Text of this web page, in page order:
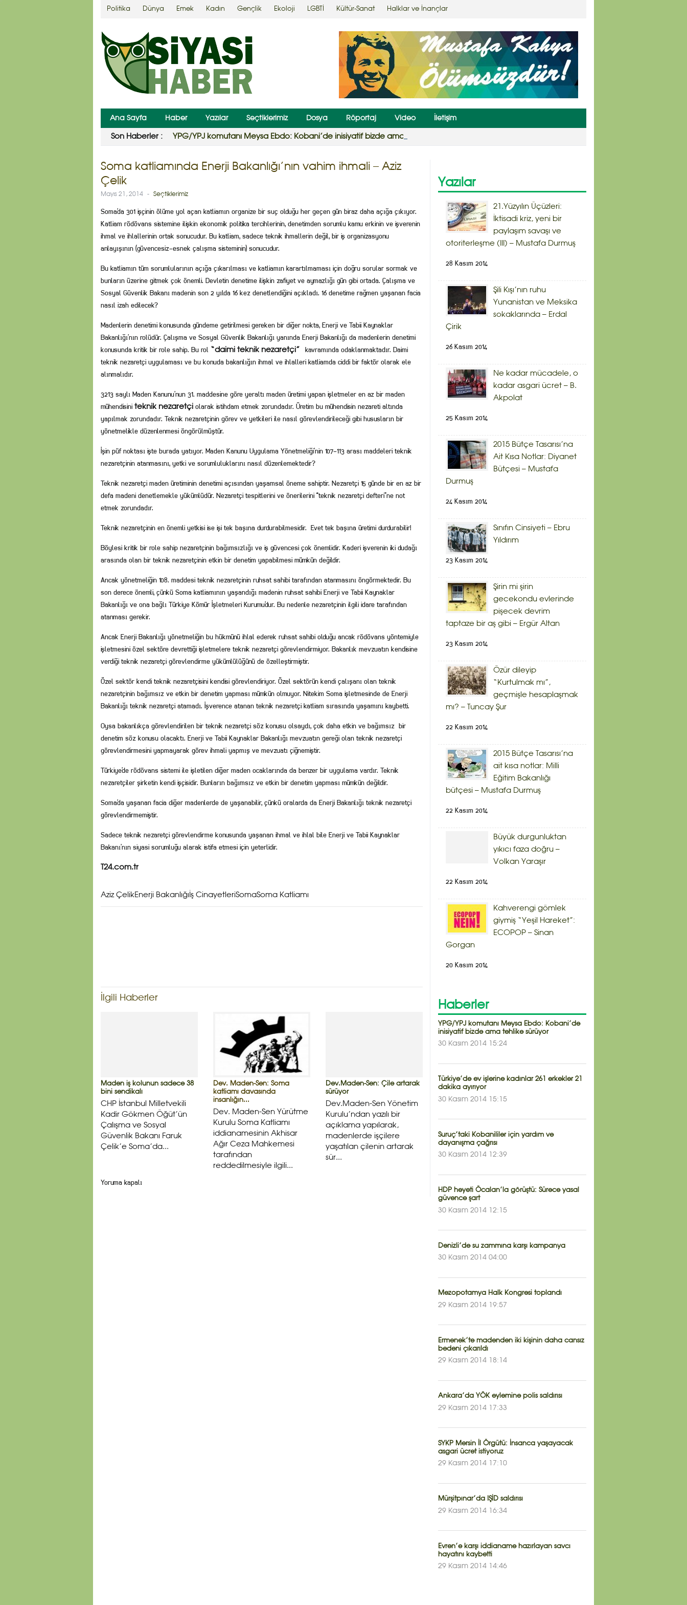
Politika Dünya Emek Kadın Gençlik Ekoloji LGBTİ Kültür-Sanat Halklar ve İnançlar
Ana Sayfa Haber Yazılar Seçtiklerimiz Dosya Röportaj Video İletişim
Son Haberler : YPG/YPJ komutanı Meysa Ebdo: Kobani’de inisiyatif bizde ama tehlike sürüyor
Soma katliamında Enerji Bakanlığı’nın vahim ihmali – Aziz
Çelik
Mayıs 21, 2014 - Seçtiklerimiz
Soma’da 301 işçinin ölüme yol açan katliamın organize bir suç olduğu her geçen gün biraz daha açığa çıkıyor.
Katliam rödövans sistemine ilişkin ekonomik politika tercihlerinin, denetimden sorumlu kamu erkinin ve işverenin
ihmal ve ihlallerinin ortak sonucudur. Bu katliam, sadece teknik ihmallerin değil, bir iş organizasyonu
anlayışının (güvencesiz-esnek çalışma sisteminin) sonucudur.
Bu katliamın tüm sorumlularının açığa çıkarılması ve katliamın karartılmaması için doğru sorular sormak ve
bunların üzerine gitmek çok önemli. Devletin denetime ilişkin zafiyet ve aymazlığı gün gibi ortada. Çalışma ve
Sosyal Güvenlik Bakanı madenin son 2 yılda 16 kez denetlendiğini açıkladı. 16 denetime rağmen yaşanan facia
nasıl izah edilecek?
Madenlerin denetimi konusunda gündeme getirilmesi gereken bir diğer nokta, Enerji ve Tabii Kaynaklar
Bakanlığı’nın rolüdür. Çalışma ve Sosyal Güvenlik Bakanlığı yanında Enerji Bakanlığı da madenlerin denetimi
konusunda kritik bir role sahip. Bu rol “daimi teknik nezaretçi” kavramında odaklanmaktadır. Daimi
teknik nezaretçi uygulaması ve bu konuda bakanlığın ihmal ve ihlalleri katliamda ciddi bir faktör olarak ele
alınmalıdır.
3213 saylı Maden Kanunu’nun 31. maddesine göre yeraltı maden üretimi yapan işletmeler en az bir maden
mühendisini teknik nezaretçi olarak istihdam etmek zorundadır. Üretim bu mühendisin nezareti altında
yapılmak zorundadır. Teknik nezaretçinin görev ve yetkileri ile nasıl görevlendirileceği gibi hususların bir
yönetmelikle düzenlenmesi öngörülmüştür.
İşin püf noktası işte burada yatıyor. Maden Kanunu Uygulama Yönetmeliği’nin 107-113 arası maddeleri teknik
nezaretçinin atanmasını, yetki ve sorumluluklarını nasıl düzenlemektedir?
Teknik nezaretçi maden üretiminin denetimi açısından yaşamsal öneme sahiptir. Nezaretçi 15 günde bir en az bir
defa madeni denetlemekle yükümlüdür. Nezaretçi tespitlerini ve önerilerini “teknik nezaretçi defteri”ne not
etmek zorundadır.
Teknik nezaretçinin en önemli yetkisi ise işi tek başına durdurabilmesidir. Evet tek başına üretimi durdurabilir!
Böylesi kritik bir role sahip nezaretçinin bağımsızlığı ve iş güvencesi çok önemlidir. Kaderi işverenin iki dudağı
arasında olan bir teknik nezaretçinin etkin bir denetim yapabilmesi mümkün değildir.
Ancak yönetmeliğin 108. maddesi teknik nezaretçinin ruhsat sahibi tarafından atanmasını öngörmektedir. Bu
son derece önemli, çünkü Soma katliamının yaşandığı madenin ruhsat sahibi Enerji ve Tabii Kaynaklar
Bakanlığı ve ona bağlı Türkiye Kömür İşletmeleri Kurumu’dur. Bu nedenle nezaretçinin ilgili idare tarafından
atanması gerekir.
Ancak Enerji Bakanlığı yönetmeliğin bu hükmünü ihlal ederek ruhsat sahibi olduğu ancak rödövans yöntemiyle
işletmesini özel sektöre devrettiği işletmelere teknik nezaretçi görevlendirmiyor. Bakanlık mevzuatın kendisine
verdiği teknik nezaretçi görevlendirme yükümlülüğünü de özelleştirmiştir.
Özel sektör kendi teknik nezaretçisini kendisi görevlendiriyor. Özel sektörün kendi çalışanı olan teknik
nezaretçinin bağımsız ve etkin bir denetim yapması mümkün olmuyor. Nitekim Soma işletmesinde de Enerji
Bakanlığı teknik nezaretçi atamadı. İşverence atanan teknik nezaretçi katliam sırasında yaşamını kaybetti.
Oysa bakanlıkça görevlendirilen bir teknik nezaretçi söz konusu olsaydı, çok daha etkin ve bağımsız bir
denetim söz konusu olacaktı. Enerji ve Tabii Kaynaklar Bakanlığı mevzuatın gereği olan teknik nezaretçi
görevlendirmesini yapmayarak görev ihmali yapmış ve mevzuatı çiğnemiştir.
Türkiye’de rödövans sistemi ile işletilen diğer maden ocaklarında da benzer bir uygulama vardır. Teknik
nezaretçiler şirketin kendi işçisidir. Bunların bağımsız ve etkin bir denetim yapması mümkün değildir.
Soma’da yaşanan facia diğer madenlerde de yaşanabilir, çünkü oralarda da Enerji Bakanlığı teknik nezaretçi
görevlendirmemiştir.
Sadece teknik nezaretçi görevlendirme konusunda yaşanan ihmal ve ihlal bile Enerji ve Tabii Kaynaklar
Bakanı’nın siyasi sorumluğu alarak istifa etmesi için yeterlidir.
T24.com.tr
Aziz ÇelikEnerji Bakanlığıİş CinayetleriSomaSoma Katliamı
İlgili Haberler
Maden iş kolunun sadece 38
bini sendikalı
CHP İstanbul Milletvekili
Kadir Gökmen Öğüt’ün
Çalışma ve Sosyal
Güvenlik Bakanı Faruk
Çelik’e Soma’da...
Dev. Maden-Sen: Soma
katliamı davasında
insanlığın...
Dev. Maden-Sen Yürütme
Kurulu Soma Katliamı
iddianamesinin Akhisar
Ağır Ceza Mahkemesi
tarafından
reddedilmesiyle ilgili...
Dev.Maden-Sen: Çile artarak
sürüyor
Dev.Maden-Sen Yönetim
Kurulu’ndan yazılı bir
açıklama yapılarak,
madenlerde işçilere
yaşatılan çilenin artarak
sür...
Yoruma kapalı
Yazılar
21.Yüzyılın Üçüzleri:
İktisadi kriz, yeni bir
paylaşım savaşı ve
otoriterleşme (III) – Mustafa Durmuş
28 Kasım 2014
Şili Kışı’nın ruhu
Yunanistan ve Meksika
sokaklarında – Erdal
Çirik
26 Kasım 2014
Ne kadar mücadele, o
kadar asgari ücret – B.
Akpolat
25 Kasım 2014
2015 Bütçe Tasarısı’na
Ait Kısa Notlar: Diyanet
Bütçesi – Mustafa
Durmuş
24 Kasım 2014
Sınıfın Cinsiyeti – Ebru
Yıldırım
23 Kasım 2014
Şirin mi şirin
gecekondu evlerinde
pişecek devrim
taptaze bir aş gibi – Ergür Altan
23 Kasım 2014
Özür dileyip
“Kurtulmak mı”,
geçmişle hesaplaşmak
mı? – Tuncay Şur
22 Kasım 2014
2015 Bütçe Tasarısı’na
ait kısa notlar: Milli
Eğitim Bakanlığı
bütçesi – Mustafa Durmuş
22 Kasım 2014
Büyük durgunluktan
yıkıcı faza doğru –
Volkan Yaraşır
22 Kasım 2014
Kahverengi gömlek
giymiş “Yeşil Hareket”:
ECOPOP – Sinan
Gorgan
20 Kasım 2014
Haberler
YPG/YPJ komutanı Meysa Ebdo: Kobani’de
inisiyatif bizde ama tehlike sürüyor
30 Kasım 2014 15:24
Türkiye’de ev işlerine kadınlar 261 erkekler 21
dakika ayırıyor
30 Kasım 2014 15:15
Suruç’taki Kobanililer için yardım ve
dayanışma çağrısı
30 Kasım 2014 12:39
HDP heyeti Öcalan’la görüştü: Sürece yasal
güvence şart
30 Kasım 2014 12:15
Denizli’de su zammına karşı kampanya
30 Kasım 2014 04:00
Mezopotamya Halk Kongresi toplandı
29 Kasım 2014 19:57
Ermenek’te madenden iki kişinin daha cansız
bedeni çıkarıldı
29 Kasım 2014 18:14
Ankara’da YÖK eylemine polis saldırısı
29 Kasım 2014 17:33
SYKP Mersin İl Örgütü: İnsanca yaşayacak
asgari ücret istiyoruz
29 Kasım 2014 17:10
Mürşitpınar’da IŞİD saldırısı
29 Kasım 2014 16:34
Evren’e karşı iddianame hazırlayan savcı
hayatını kaybetti
29 Kasım 2014 14:46